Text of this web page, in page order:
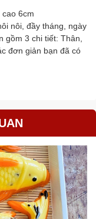
6cm
nôi, đầy tháng, ngày
gồm 3 chi tiết: Thân,
đơn giản bạn đã có